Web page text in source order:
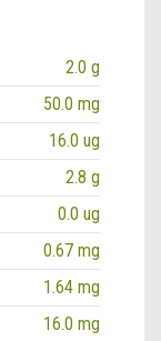
2.0 g
50.0 mg
16.0 ug
2.8 g
0.0 ug
0.67 mg
1.64 mg
16.0 mg